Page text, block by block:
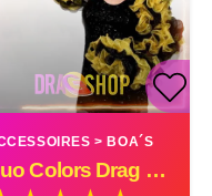
> BOA´S
Duo Colors Drag Queen Organza Ruffle Boa